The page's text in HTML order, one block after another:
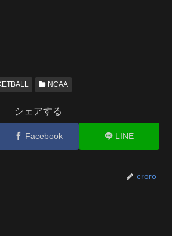
NCAA
シェアする
Facebook LINE
croro